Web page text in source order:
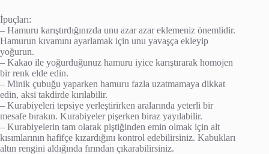
İpuçları:
– Hamuru karıştırdığınızda unu azar azar eklemeniz önemlidir.
Hamurun kıvamını ayarlamak için unu yavaşça ekleyip
yoğurun.
– Kakao ile yoğurduğunuz hamuru iyice karıştırarak homojen
bir renk elde edin.
– Minik çubuğu yaparken hamuru fazla uzatmamaya dikkat
edin, aksi takdirde kırılabilir.
– Kurabiyeleri tepsiye yerleştirirken aralarında yeterli bir
mesafe bırakın. Kurabiyeler pişerken biraz yayılabilir.
– Kurabiyelerin tam olarak piştiğinden emin olmak için alt
kısımlarının hafifçe kızardığını kontrol edebilirsiniz. Kabukları
altın rengini aldığında fırından çıkarabilirsiniz.